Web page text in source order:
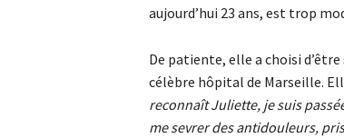
aujourd’hui 23 ans, est trop
De patiente, elle a choisi
célèbre hôpital de Marseille.
reconnaît Juliette, je suis
me sevrer des antidouleurs,